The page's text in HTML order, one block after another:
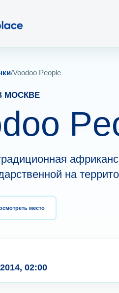
/Voodoo People
МОСКВЕ
на
место
02:00